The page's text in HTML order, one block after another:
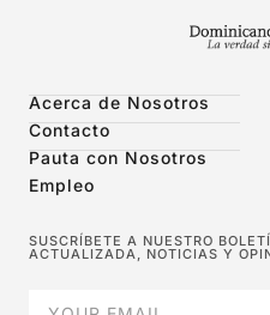
Acerca de Nosotros
Contacto
Pauta con Nosotros
Empleo
SUSCRÍBETE A NUESTRO
ACTUALIZADA, NOTICIAS Y